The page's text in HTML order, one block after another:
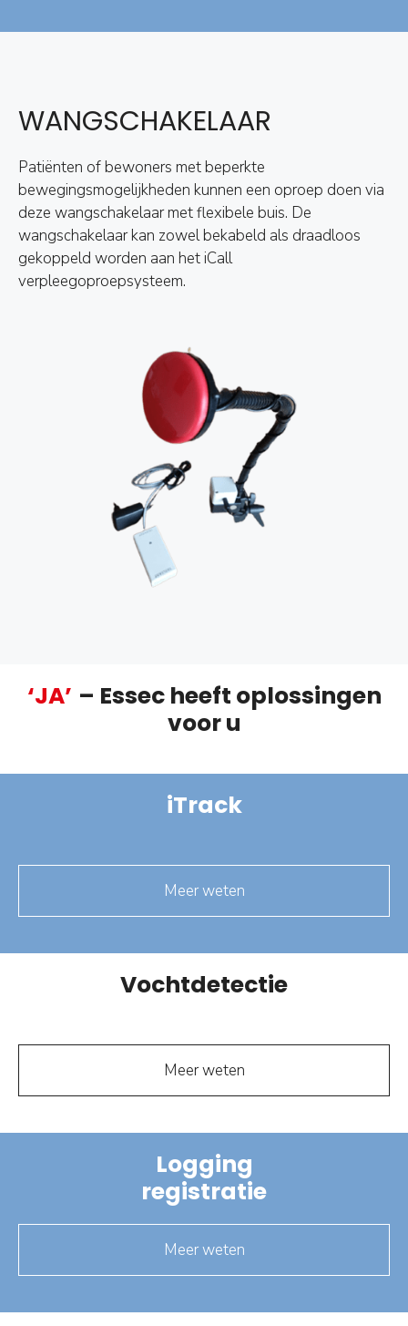
WANGSCHAKELAAR
Patiënten of bewoners met beperkte
bewegingsmogelijkheden kunnen een oproep doen via
deze wangschakelaar met flexibele buis. De
wangschakelaar kan zowel bekabeld als draadloos
gekoppeld worden aan het iCall
verpleegoproepsysteem.
‘JA’ – Essec heeft oplossingen
voor u
iTrack
Meer weten
Vochtdetectie
Meer weten
Logging
registratie
Meer weten